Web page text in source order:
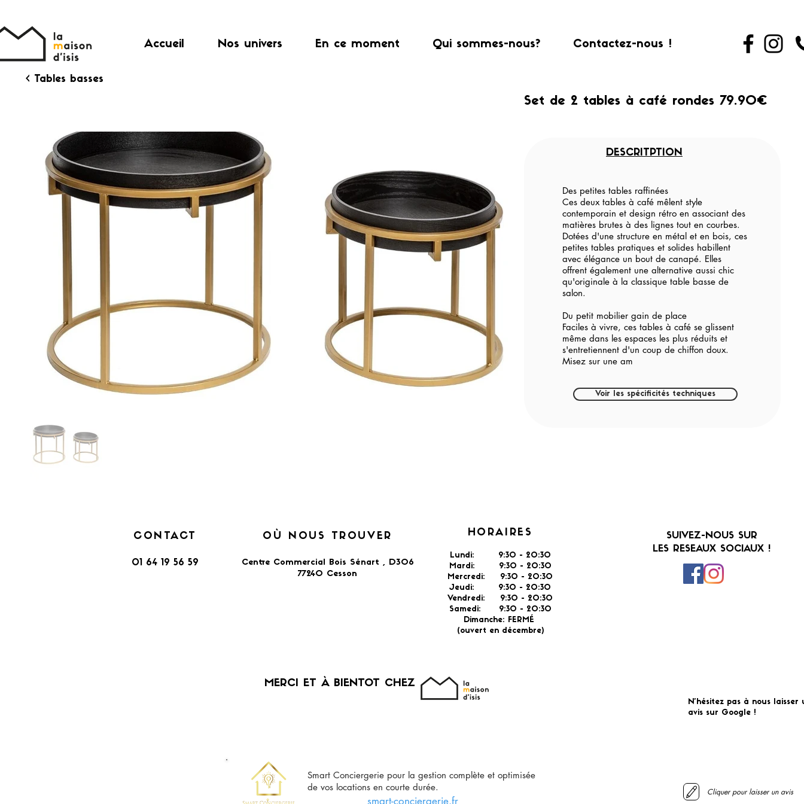
Accueil Nos univers En ce moment Qui sommes-nous? Contactez-nous !
< Tables basses
Set de 2 tables à café rondes 79.90€
DESCRITPTION
Des petites tables raffinées
Ces deux tables à café mêlent style
contemporain et design rétro en associant des
matières brutes à des lignes tout en courbes.
Dotées d'une structure en métal et en bois, ces
petites tables pratiques et solides habillent
avec élégance un bout de canapé. Elles
offrent également une alternative aussi chic
qu'originale à la classique table basse de
salon.
Du petit mobilier gain de place
Faciles à vivre, ces tables à café se glissent
même dans les espaces les plus réduits et
s'entretiennent d'un coup de chiffon doux.
Misez sur une am
Voir les spécificités techniques
CONTACT
01 64 19 56 59
OÙ NOUS TROUVER
Centre Commercial Bois Sénart , D306
77240 Cesson​
HORAIRES
Lundi: 9:30 - 20:30
Mardi: 9:30 - 20:30
Mercredi: 9:30 - 20:30
Jeudi: 9:30 - 20:30
Vendredi: 9:30 - 20:30
Samedi: 9:30 - 20:30
Dimanche: FERMÉ
(ouvert en décembre)
​MERCI ET À BIENTOT CHEZ
Smart Conciergerie pour la gestion complète et optimisée
de vos locations en courte durée.
smart-conciergerie.fr
SUIVEZ-NOUS SUR
LES RESEAUX SOCIAUX !
N'hésitez pas à nous laisser
avis sur Google !
Cliquer pour laisser un avis